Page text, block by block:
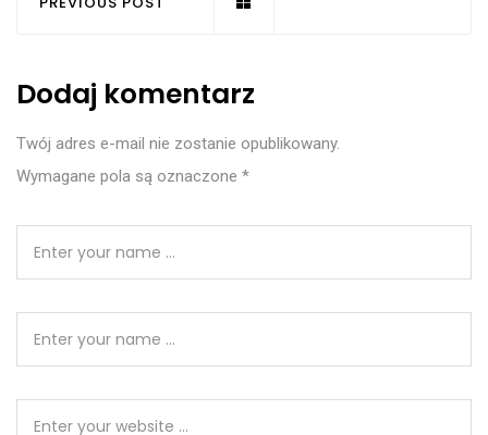
Dodaj komentarz
Twój adres e-mail nie zostanie opublikowany.
Wymagane pola są oznaczone *